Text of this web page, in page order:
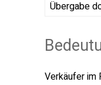
Übergabe
Verkäufer im